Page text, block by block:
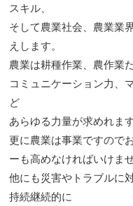
スキル、
そして農業社会、農業業
えします。
農業は耕種作業、農作業
コミュニケーション力、
ど
あらゆる力量が求めれます
更に農業は事業ですので
ーも高めなければいけませ
他にも災害やトラブルに
持続継続的に